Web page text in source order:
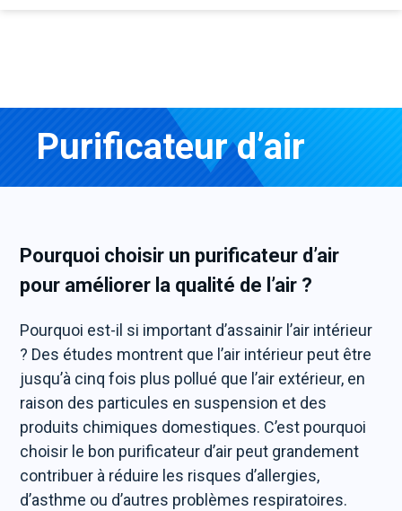
Purificateur d’air
Pourquoi choisir un purificateur d’air
pour améliorer la qualité de l’air ?
Pourquoi est-il si important d’assainir l’air intérieur
? Des études montrent que l’air intérieur peut être
jusqu’à cinq fois plus pollué que l’air extérieur, en
raison des particules en suspension et des
produits chimiques domestiques. C’est pourquoi
choisir le bon purificateur d’air peut grandement
contribuer à réduire les risques d’allergies,
d’asthme ou d’autres problèmes respiratoires.